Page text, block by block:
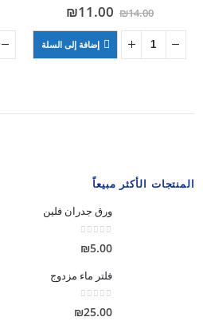
₪14.00 السعر
هو:
₪14.00.
₪11.00 السعر
هو:
₪11.00.
إضافة إلى السلة
المنتجات الأكثر مبيعاً
ورق جدران فلين
₪5.00
فلتر ماء مزدوج
0
out of 5
₪25.00